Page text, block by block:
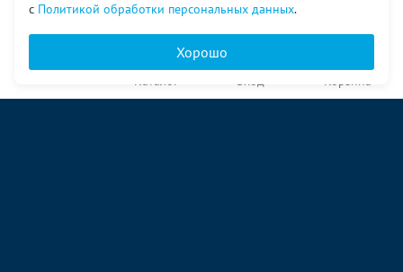
с Политикой обработки персональных данных.
Хорошо